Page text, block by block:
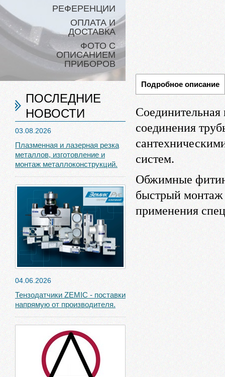
РЕФЕРЕНЦИИ
ОПЛАТА И
ДОСТАВКА
ФОТО С
ОПИСАНИЕМ
ПРИБОРОВ
ПОСЛЕДНИЕ
НОВОСТИ
03.08.2026
Плазменная и лазерная резка
металлов, изготовление и
монтаж металлоконструкций.
04.06.2026
Тензодатчики ZEMIC - поставки
напрямую от производителя.
Подробное описание
Соединительная
соединения
систем.
Обжимные
быстрый
применения